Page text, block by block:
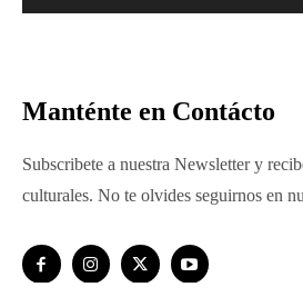
Manténte en Contácto
Subscribete a nuestra Newsletter y
culturales. No te olvides seguirnos en